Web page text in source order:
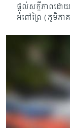
ផ្តល់សក្ខីភាពដោ
អំពៅព្រៃ (ភូមិភា